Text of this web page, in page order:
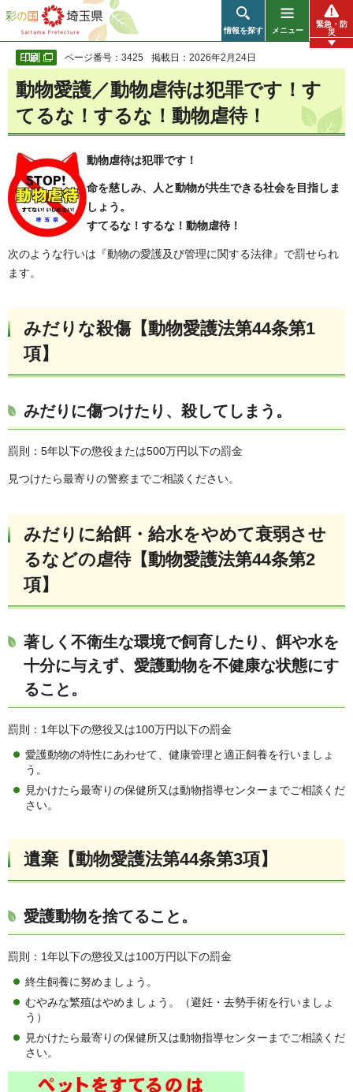
彩の国 埼玉県
情報を探す メニュー
緊急・防
災
ページ番号：3425 掲載日：2026年2月24日
動物愛護／動物虐待は犯罪です！す
てるな！するな！動物虐待！
動物虐待は犯罪です！
命を慈しみ、人と動物が共生できる社会を目指しま
しょう。
すてるな！するな！動物虐待！
次のような行いは『動物の愛護及び管理に関する法律』で罰せられ
ます。
みだりな殺傷【動物愛護法第44条第1
項】
みだりに傷つけたり、殺してしまう。
罰則：5年以下の懲役または500万円以下の罰金
見つけたら最寄りの警察までご相談ください。
みだりに給餌・給水をやめて衰弱させ
るなどの虐待【動物愛護法第44条第2
項】
著しく不衛生な環境で飼育したり、餌や水を
十分に与えず、愛護動物を不健康な状態にす
ること。
罰則：1年以下の懲役又は100万円以下の罰金
愛護動物の特性にあわせて、健康管理と適正飼養を行いましょ
う。
見かけたら最寄りの保健所又は動物指導センターまでご相談くだ
さい。
遺棄【動物愛護法第44条第3項】
愛護動物を捨てること。
罰則：1年以下の懲役又は100万円以下の罰金
終生飼養に努めましょう。
むやみな繁殖はやめましょう。（避妊・去勢手術を行いましょ
う）
見かけたら最寄りの保健所又は動物指導センターまでご相談くだ
さい。